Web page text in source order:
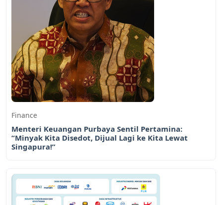
Finance
Menteri Keuangan Purbaya Sentil Pertamina:
“Minyak Kita Disedot, Dijual Lagi ke Kita Lewat
Singapura!”